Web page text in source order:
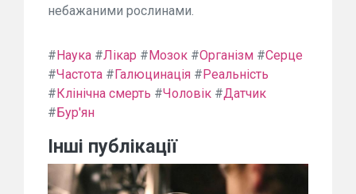
небажаними рослинами.
#Наука #Лікар #Мозок #Організм #Серце
#Частота #Галюцинація #Реальність
#Клінічна смерть #Чоловік #Датчик
#Бур'ян
Інші публікації